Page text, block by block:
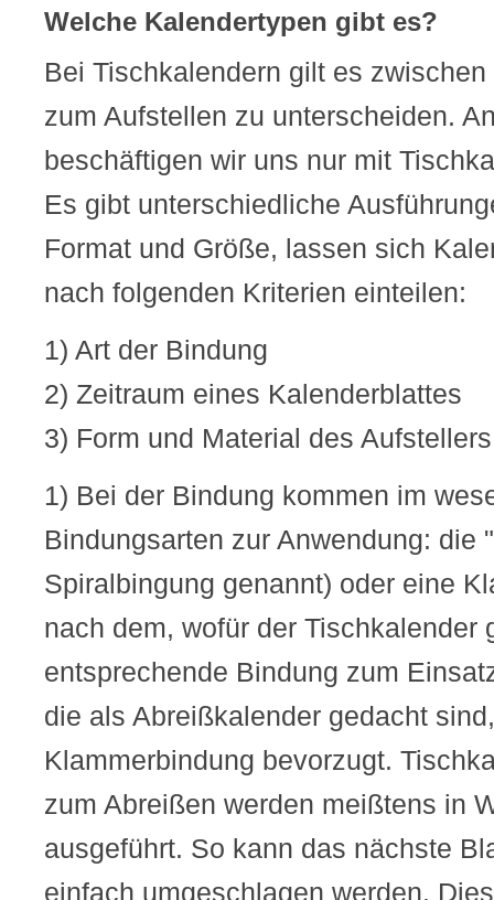
Welche Kalendertypen gibt es?
Bei Tischkalendern gilt es
zum Aufstellen zu unterscheiden.
beschäftigen wir uns nur mit
Es gibt unterschiedliche
Format und Größe, lassen sich
nach folgenden Kriterien einteilen:
1) Art der Bindung
2) Zeitraum eines Kalenderblattes
3) Form und Material des Aufstellers
1) Bei der Bindung kommen im
Bindungsarten zur Anwendung: die
Spiralbingung genannt) oder eine
nach dem, wofür der Tischkalender
entsprechende Bindung zum
die als Abreißkalender gedacht
Klammerbindung bevorzugt.
zum Abreißen werden meißtens in
ausgeführt. So kann das nächste
einfach umgeschlagen werden.